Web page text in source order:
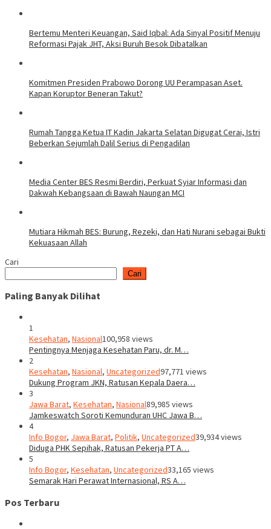
Bertemu Menteri Keuangan, Said Iqbal: Ada Sinyal Positif Menuju
Reformasi Pajak JHT, Aksi Buruh Besok Dibatalkan
Komitmen Presiden Prabowo Dorong UU Perampasan Aset.
Kapan Koruptor Beneran Takut?
Rumah Tangga Ketua IT Kadin Jakarta Selatan Digugat Cerai, Istri
Beberkan Sejumlah Dalil Serius di Pengadilan
Media Center BES Resmi Berdiri, Perkuat Syiar Informasi dan
Dakwah Kebangsaan di Bawah Naungan MCI
Mutiara Hikmah BES: Burung, Rezeki, dan Hati Nurani sebagai Bukti
Kekuasaan Allah
Cari
Cari
Paling Banyak Dilihat
1
Kesehatan, Nasional100,958 views
Pentingnya Menjaga Kesehatan Paru, dr. M…
2
Kesehatan, Nasional, Uncategorized97,771 views
Dukung Program JKN, Ratusan Kepala Daera…
3
Jawa Barat, Kesehatan, Nasional89,985 views
Jamkeswatch Soroti Kemunduran UHC Jawa B…
4
Info Bogor, Jawa Barat, Politik, Uncategorized39,934 views
Diduga PHK Sepihak, Ratusan Pekerja PT A…
5
Info Bogor, Kesehatan, Uncategorized33,165 views
Semarak Hari Perawat Internasional, RS A…
Pos Terbaru